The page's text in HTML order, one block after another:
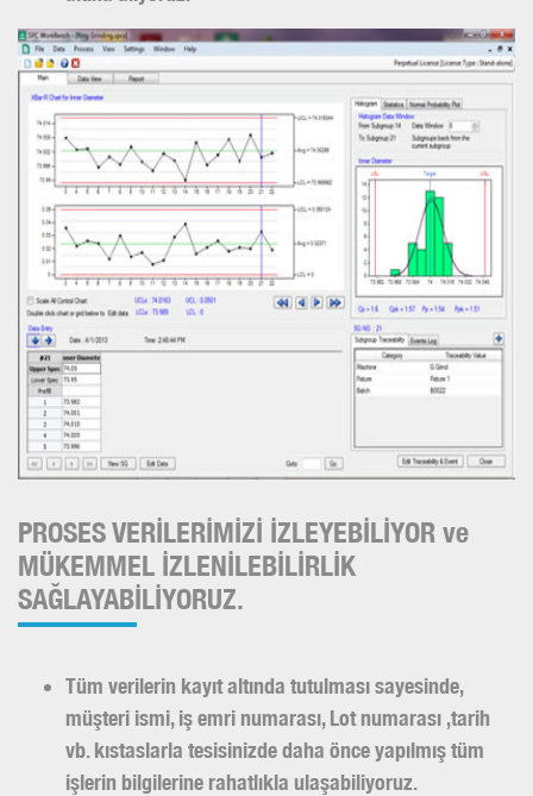
PROSES VERİLERİMİZİ İZLEYEBİLİYOR ve
MÜKEMMEL İZLENİLEBİLİRLİK
SAĞLAYABİLİYORUZ.
Tüm verilerin kayıt altında tutulması sayesinde,
müşteri ismi, iş emri numarası, Lot numarası ,tarih
vb. kıstaslarla tesisinizde daha önce yapılmış tüm
işlerin bilgilerine rahatlıkla ulaşabiliyoruz.